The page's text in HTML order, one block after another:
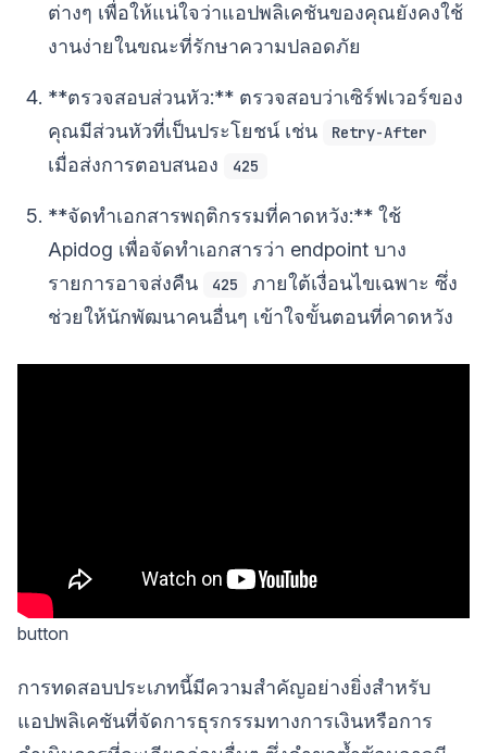
ต่างๆ เพื่อให้แน่ใจว่าแอปพลิเคชันของคุณยังคงใช้
งานง่ายในขณะที่รักษาความปลอดภัย
**ตรวจสอบส่วนหัว:** ตรวจสอบว่าเซิร์ฟเวอร์ของ
คุณมีส่วนหัวที่เป็นประโยชน์ เช่น
Retry-After
เมื่อส่งการตอบสนอง 425
**จัดทำเอกสารพฤติกรรมที่คาดหวัง:** ใช้
Apidog เพื่อจัดทำเอกสารว่า endpoint บาง
รายการอาจส่งคืน
425
ภายใต้เงื่อนไขเฉพาะ ซึ่ง
ช่วยให้นักพัฒนาคนอื่นๆ เข้าใจขั้นตอนที่คาดหวัง
button
การทดสอบประเภทนี้มีความสำคัญอย่างยิ่งสำหรับ
แอปพลิเคชันที่จัดการธุรกรรมทางการเงินหรือการ